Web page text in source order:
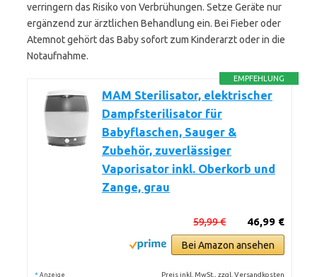
verringern das Risiko von Verbrühungen. Setze Geräte nur
ergänzend zur ärztlichen Behandlung ein. Bei Fieber oder
Atemnot gehört das Baby sofort zum Kinderarzt oder in die
Notaufnahme.
EMPFEHLUNG
MAM Sterilisator, elektrischer
Dampfsterilisator für
Babyflaschen, Sauger &
Zubehör, zuverlässiger
Vaporisator inkl. Oberkorb und
Zange, grau
46,99 €
59,99 €
Bei Amazon ansehen
* Anzeige Preis inkl. MwSt., zzgl. Versandkosten